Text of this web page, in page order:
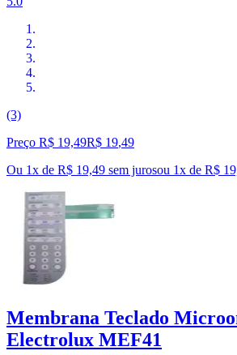
(3)
Preço R$ 19,49R$ 19,49
Ou 1x de R$ 19,49 sem jurosou 1x de R$
Membrana Teclado
Electrolux MEF41